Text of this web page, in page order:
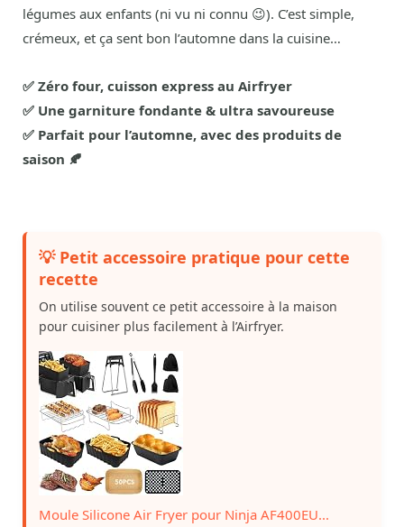
légumes aux enfants (ni vu ni connu 😉). C’est simple,
crémeux, et ça sent bon l’automne dans la cuisine…
✅ Zéro four, cuisson express au Airfryer
✅ Une garniture fondante & ultra savoureuse
✅ Parfait pour l’automne, avec des produits de
saison 🍂
💡 Petit accessoire pratique pour cette
recette
On utilise souvent ce petit accessoire à la maison
pour cuisiner plus facilement à l’Airfryer.
Moule Silicone Air Fryer pour Ninja AF400EU...